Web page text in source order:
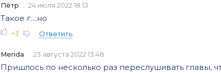
Пётр 24 июля 2022 18:13
Такое г....но
+3 Ответить
Merida 23 августа 2022 13:48
Пришлось по несколько раз переслушивать главы,